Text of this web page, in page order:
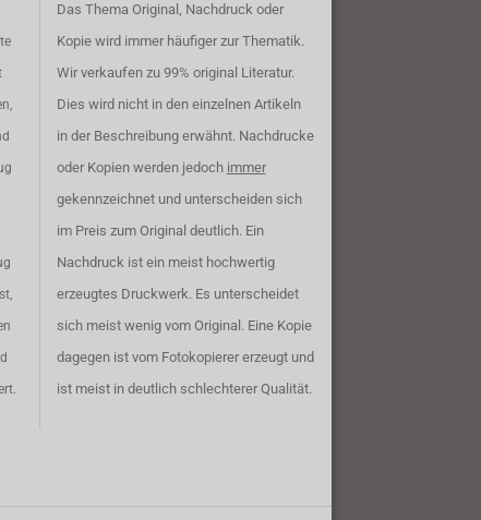
Das Thema Original, Nachdruck oder
Kopie wird immer häufiger zur Thematik.
Wir verkaufen zu 99% original Literatur.
Dies wird nicht in den einzelnen Artikeln
in der Beschreibung erwähnt. Nachdrucke
oder Kopien werden jedoch immer
gekennzeichnet und unterscheiden sich
im Preis zum Original deutlich. Ein
Nachdruck ist ein meist hochwertig
erzeugtes Druckwerk. Es unterscheidet
sich meist wenig vom Original. Eine Kopie
dagegen ist vom Fotokopierer erzeugt und
ist meist in deutlich schlechterer Qualität.